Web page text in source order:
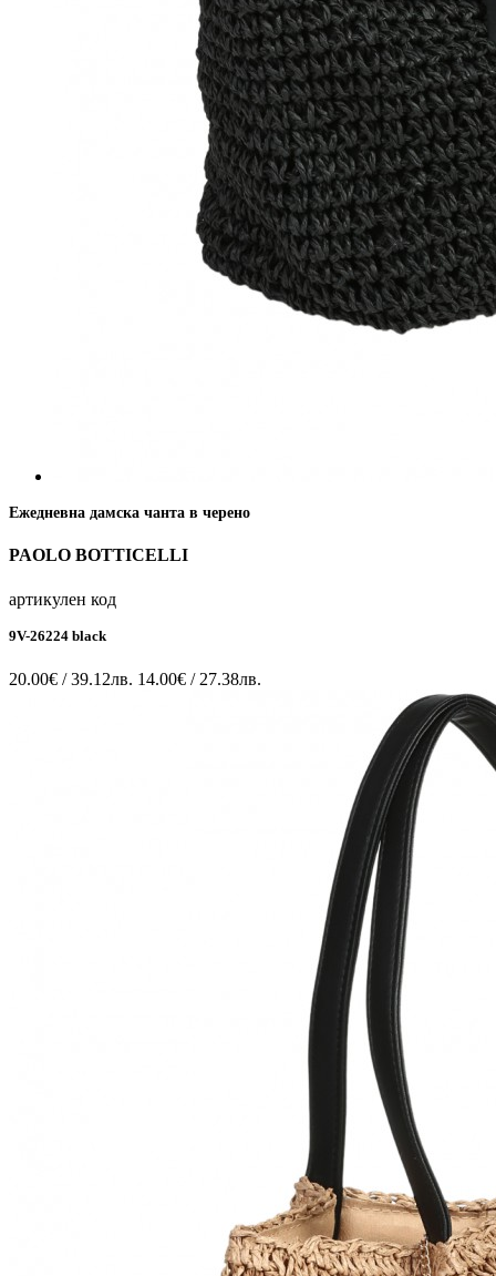
Ежедневна дамска чанта в черено
PAOLO BOTTICELLI
артикулен код
9V-26224 black
20.00€ / 39.12лв. 14.00€ / 27.38лв.